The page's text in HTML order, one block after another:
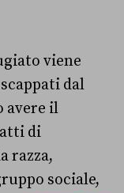
viene
dal
avere il
di
razza,
sociale,